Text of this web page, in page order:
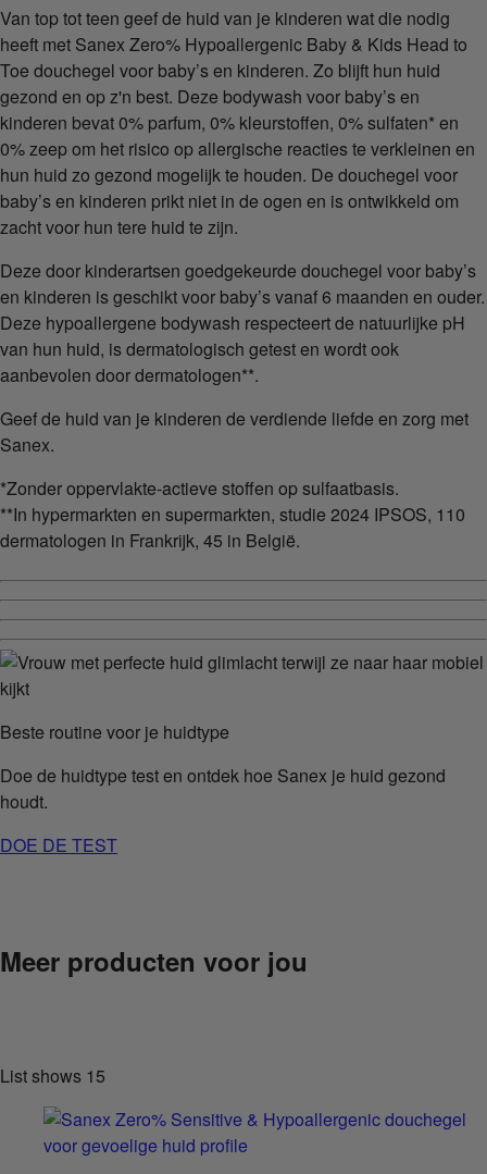
Van top tot teen geef de huid van je kinderen wat die nodig
heeft met Sanex Zero% Hypoallergenic Baby & Kids Head to
Toe douchegel voor baby’s en kinderen. Zo blijft hun huid
gezond en op z'n best. Deze bodywash voor baby’s en
kinderen bevat 0% parfum, 0% kleurstoffen, 0% sulfaten* en
0% zeep om het risico op allergische reacties te verkleinen en
hun huid zo gezond mogelijk te houden. De douchegel voor
baby’s en kinderen prikt niet in de ogen en is ontwikkeld om
zacht voor hun tere huid te zijn.
Deze door kinderartsen goedgekeurde douchegel voor baby’s
en kinderen is geschikt voor baby’s vanaf 6 maanden en ouder.
Deze hypoallergene bodywash respecteert de natuurlijke pH
van hun huid, is dermatologisch getest en wordt ook
aanbevolen door dermatologen**.
Geef de huid van je kinderen de verdiende liefde en zorg met
Sanex.
*Zonder oppervlakte-actieve stoffen op sulfaatbasis.
**In hypermarkten en supermarkten, studie 2024 IPSOS, 110
dermatologen in Frankrijk, 45 in België.
Beste routine voor je huidtype
Doe de huidtype test en ontdek hoe Sanex je huid gezond
houdt.
DOE DE TEST
Meer producten voor jou
List shows 15